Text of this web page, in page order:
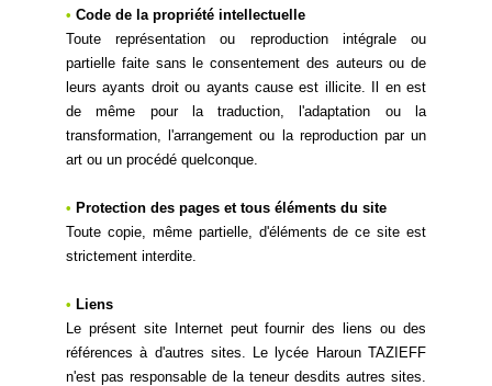
• Code de la propriété intellectuelle
Toute représentation ou reproduction intégrale ou
partielle faite sans le consentement des auteurs ou de
leurs ayants droit ou ayants cause est illicite. Il en est
de même pour la traduction, l'adaptation ou la
transformation, l'arrangement ou la reproduction par un
art ou un procédé quelconque.
• Protection des pages et tous éléments du site
Toute copie, même partielle, d'éléments de ce site est
strictement interdite.
• Liens
Le présent site Internet peut fournir des liens ou des
références à d'autres sites. Le lycée Haroun TAZIEFF
n'est pas responsable de la teneur desdits autres sites.